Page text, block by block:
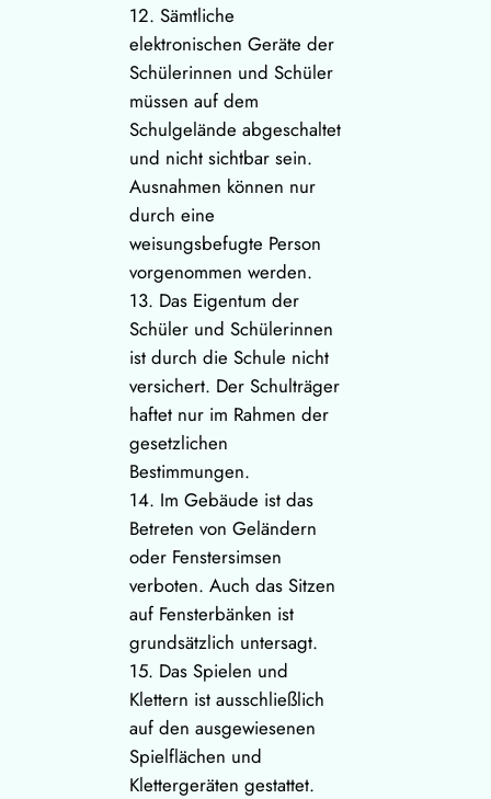
12. Sämtliche
elektronischen Geräte der
Schülerinnen und Schüler
müssen auf dem
Schulgelände abgeschaltet
und nicht sichtbar sein.
Ausnahmen können nur
durch eine
weisungsbefugte Person
vorgenommen werden.
13. Das Eigentum der
Schüler und Schülerinnen
ist durch die Schule nicht
versichert. Der Schulträger
haftet nur im Rahmen der
gesetzlichen
Bestimmungen.
14. Im Gebäude ist das
Betreten von Geländern
oder Fenstersimsen
verboten. Auch das Sitzen
auf Fensterbänken ist
grundsätzlich untersagt.
15. Das Spielen und
Klettern ist ausschließlich
auf den ausgewiesenen
Spielflächen und
Klettergeräten gestattet.